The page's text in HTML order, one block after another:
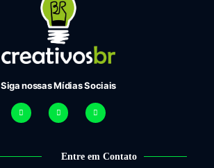
Siga nossas Mídias Sociais
Entre em Contato